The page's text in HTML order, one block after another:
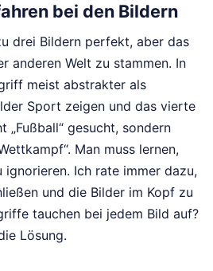
bei den Bildern
drei Bildern perfekt, aber das
anderen Welt zu stammen. In
meist abstrakter als
Sport zeigen und das vierte
„Fußball“ gesucht, sondern
Man muss lernen,
Ich rate immer dazu,
und die Bilder im Kopf zu
tauchen bei jedem Bild auf?
Lösung.